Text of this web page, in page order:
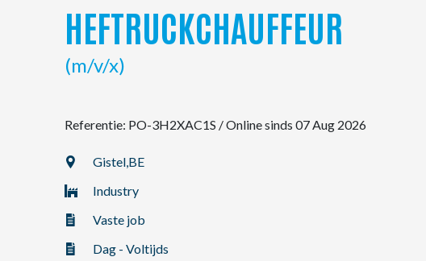
Kantoren
My AGO
HEFTRUCKCHAUFFEUR
(m/v/x)
Referentie: PO-3H2XAC1S /Online sinds 07 Aug 2026
Gistel,BE
Industry
Vaste job
Dag - Voltijds